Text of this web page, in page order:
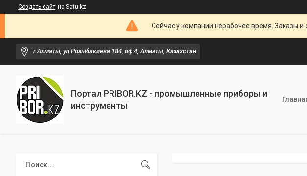
Создать сайт на Satu.kz
Сейчас у компании нерабочее время. Заказы
г Алматы, ул Розыбакиева 184, оф 4, Алматы, Казахстан
Портал PRIBOR.KZ - промышленные приборы и
инструменты